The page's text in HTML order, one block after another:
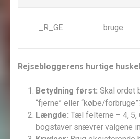
_R_GE bruge
Rejsebloggerens hurtige
Betydning først: Skal ordet
“fjerne” eller “købe/
Længde: Tæl felterne – 4, 5,
bogstaver snævrer valgene